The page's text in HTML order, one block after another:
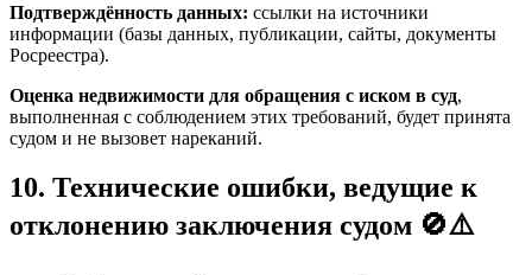
Подтверждённость данных: ссылки на источники
информации (базы данных, публикации, сайты, документы
Росреестра).
Оценка недвижимости для обращения с иском в суд,
выполненная с соблюдением этих требований, будет принята
судом и не вызовет нареканий.
10. Технические ошибки, ведущие к
отклонению заключения судом 🚫⚠️